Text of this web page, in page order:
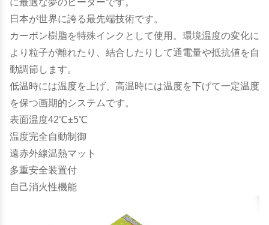
に最適な夢のヒーターです。
日本が世界に誇る最先端技術です。
カーボン樹脂を特殊インクとして使用。環境温度の変化に
より粒子が離れたり、結合したりして通電量や抵抗値を自
動調節します。
低温時には温度を上げ、高温時には温度を下げて一定温度
を保つ画期的システムです。
表面温度42℃±5℃
温度完全自動制御
遠赤外線温熱マット
多重安全装置付
自己消火性機能